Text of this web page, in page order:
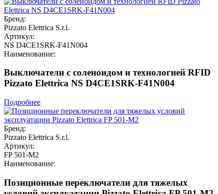
Бренд:
Pizzato Elettrica S.r.l.
Артикул:
NS D4CE1SRK-F41N004
Наименование:
Выключатели с соленоидом и технологией RFID
Pizzato Elettrica NS D4CE1SRK-F41N004
Подробнее
Бренд:
Pizzato Elettrica S.r.l.
Артикул:
FP 501-M2
Наименование:
Позиционные переключатели для тяжелых